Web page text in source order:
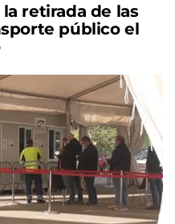
retirada de las
público el